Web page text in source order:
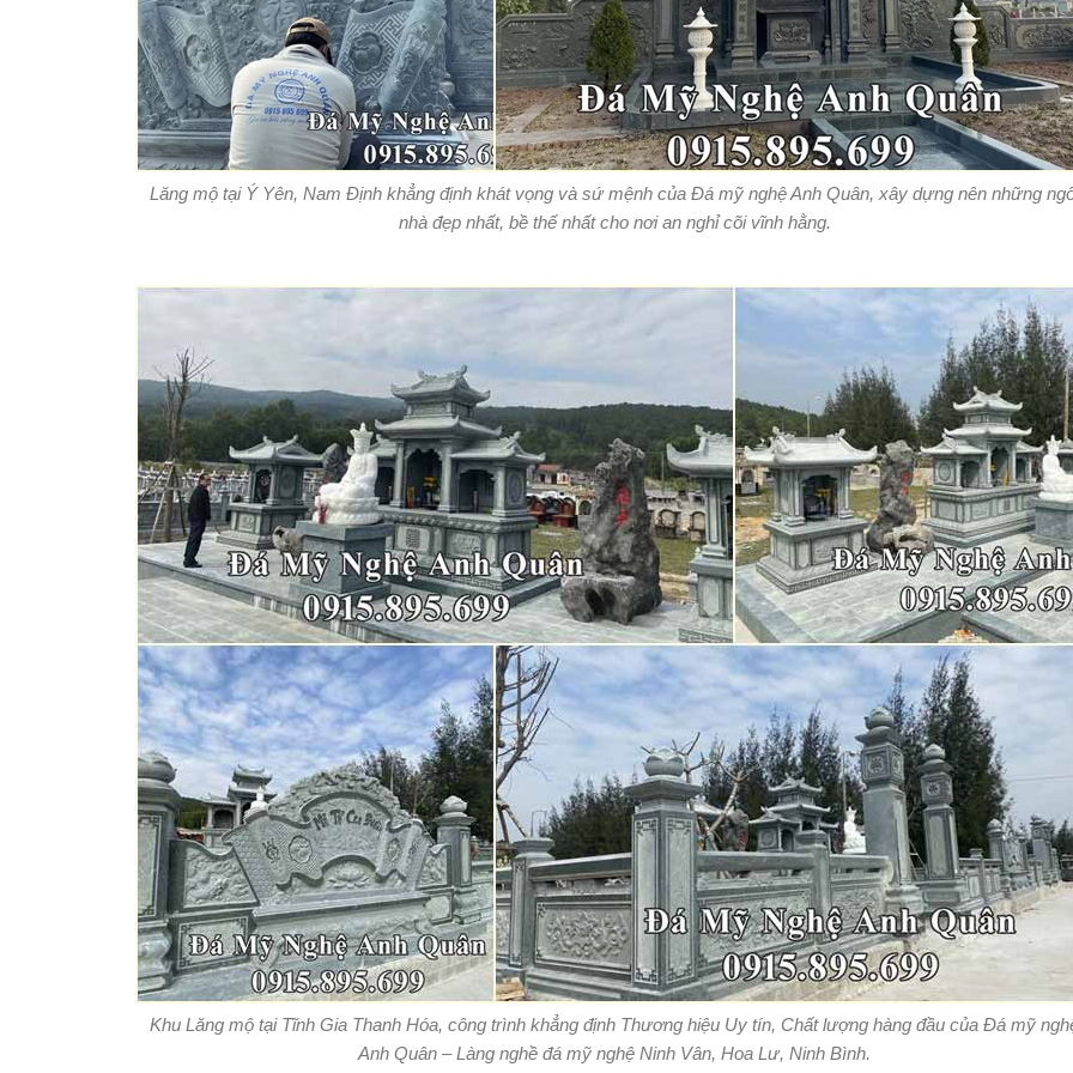
Lăng mộ tại Ý Yên, Nam Định khẳng định khát vọng và sứ mệnh của Đá mỹ nghệ Anh Quân, xây dựng nên những
nhà đẹp nhất, bề thế nhất cho nơi an nghỉ cõi vĩnh hằng.
Khu Lăng mộ tại Tĩnh Gia Thanh Hóa, công trình khẳng định Thương hiệu Uy tín, Chất lượng hàng đầu của Đá mỹ
Anh Quân – Làng nghề đá mỹ nghệ Ninh Vân, Hoa Lư, Ninh Bình.